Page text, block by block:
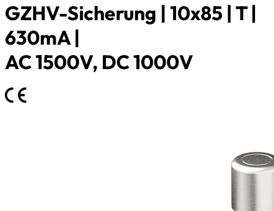
GZHV-Sicherung | 10x85 | T |
630mA |
AC 1500V, DC 1000V